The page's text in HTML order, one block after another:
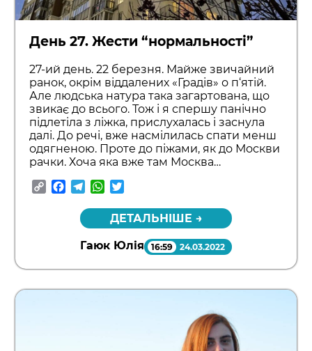
День 27. Жести “нормальності”
27-ий день. 22 березня. Майже звичайний
ранок, окрім віддалених «Градів» о п‘ятій.
Але людська натура така загартована, що
звикає до всього. Тож і я спершу панічно
підлетіла з ліжка, прислухалась і заснула
далі. До речі, вже насмілилась спати менш
одягненою. Проте до піжами, як до Москви
рачки. Хоча яка вже там Москва…
CopyFacebook
TelegramWhatsApp
ДЕТАЛЬНІШЕ →
Гаюк Юлія 16:59 24.03.2022